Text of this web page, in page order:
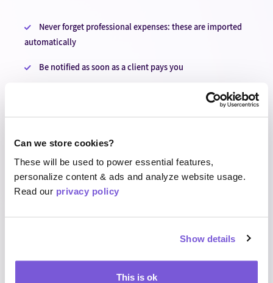
Can we store cookies?
These will be used to power essential features,
personalize content & ads and analyze website usage.
Read our privacy policy
Show details
This is ok
Accountable Banking
Webinaires gratuits
Never forget professional expenses: these are imported
automatically
Be notified as soon as a client pays you
We compare your balance and future payments